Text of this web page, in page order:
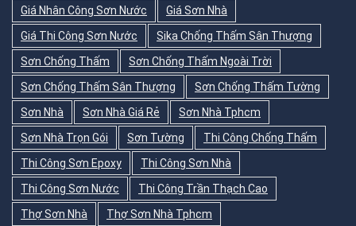
Giá Nhân Công Sơn Nước
Giá Sơn Nhà
Giá Thi Công Sơn Nước
Sika Chống Thấm Sân Thượng
Sơn Chống Thấm
Sơn Chống Thấm Ngoài Trời
Sơn Chống Thấm Sân Thượng
Sơn Chống Thấm Tường
Sơn Nhà
Sơn Nhà Giá Rẻ
Sơn Nhà Tphcm
Sơn Nhà Trọn Gói
Sơn Tường
Thi Công Chống Thấm
Thi Công Sơn Epoxy
Thi Công Sơn Nhà
Thi Công Sơn Nước
Thi Công Trần Thạch Cao
Thợ Sơn Nhà
Thợ Sơn Nhà Tphcm